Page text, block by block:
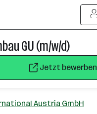
GU (m/w/d)
Jetzt bewerben
Austria GmbH